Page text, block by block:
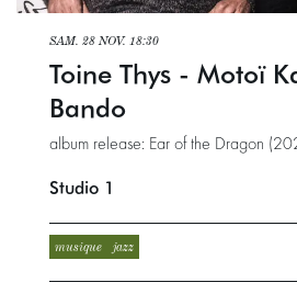
Toine Thys - Motoï
Bando
album release: Ear of the Dragon
SAM. 28 NOV. 18:30
Studio 1
musique jazz